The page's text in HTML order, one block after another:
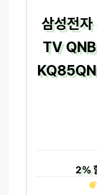
삼성전
TV
2%